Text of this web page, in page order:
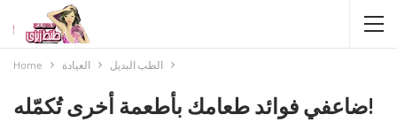
Home العيادة الطب البديل
ضاعفي فوائد طعامك بأطعمة أخرى تُكمّله!